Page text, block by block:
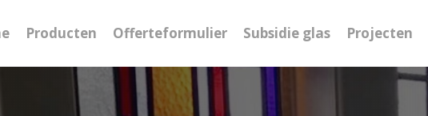
Producten Offerteformulier Subsidie glas Projecten